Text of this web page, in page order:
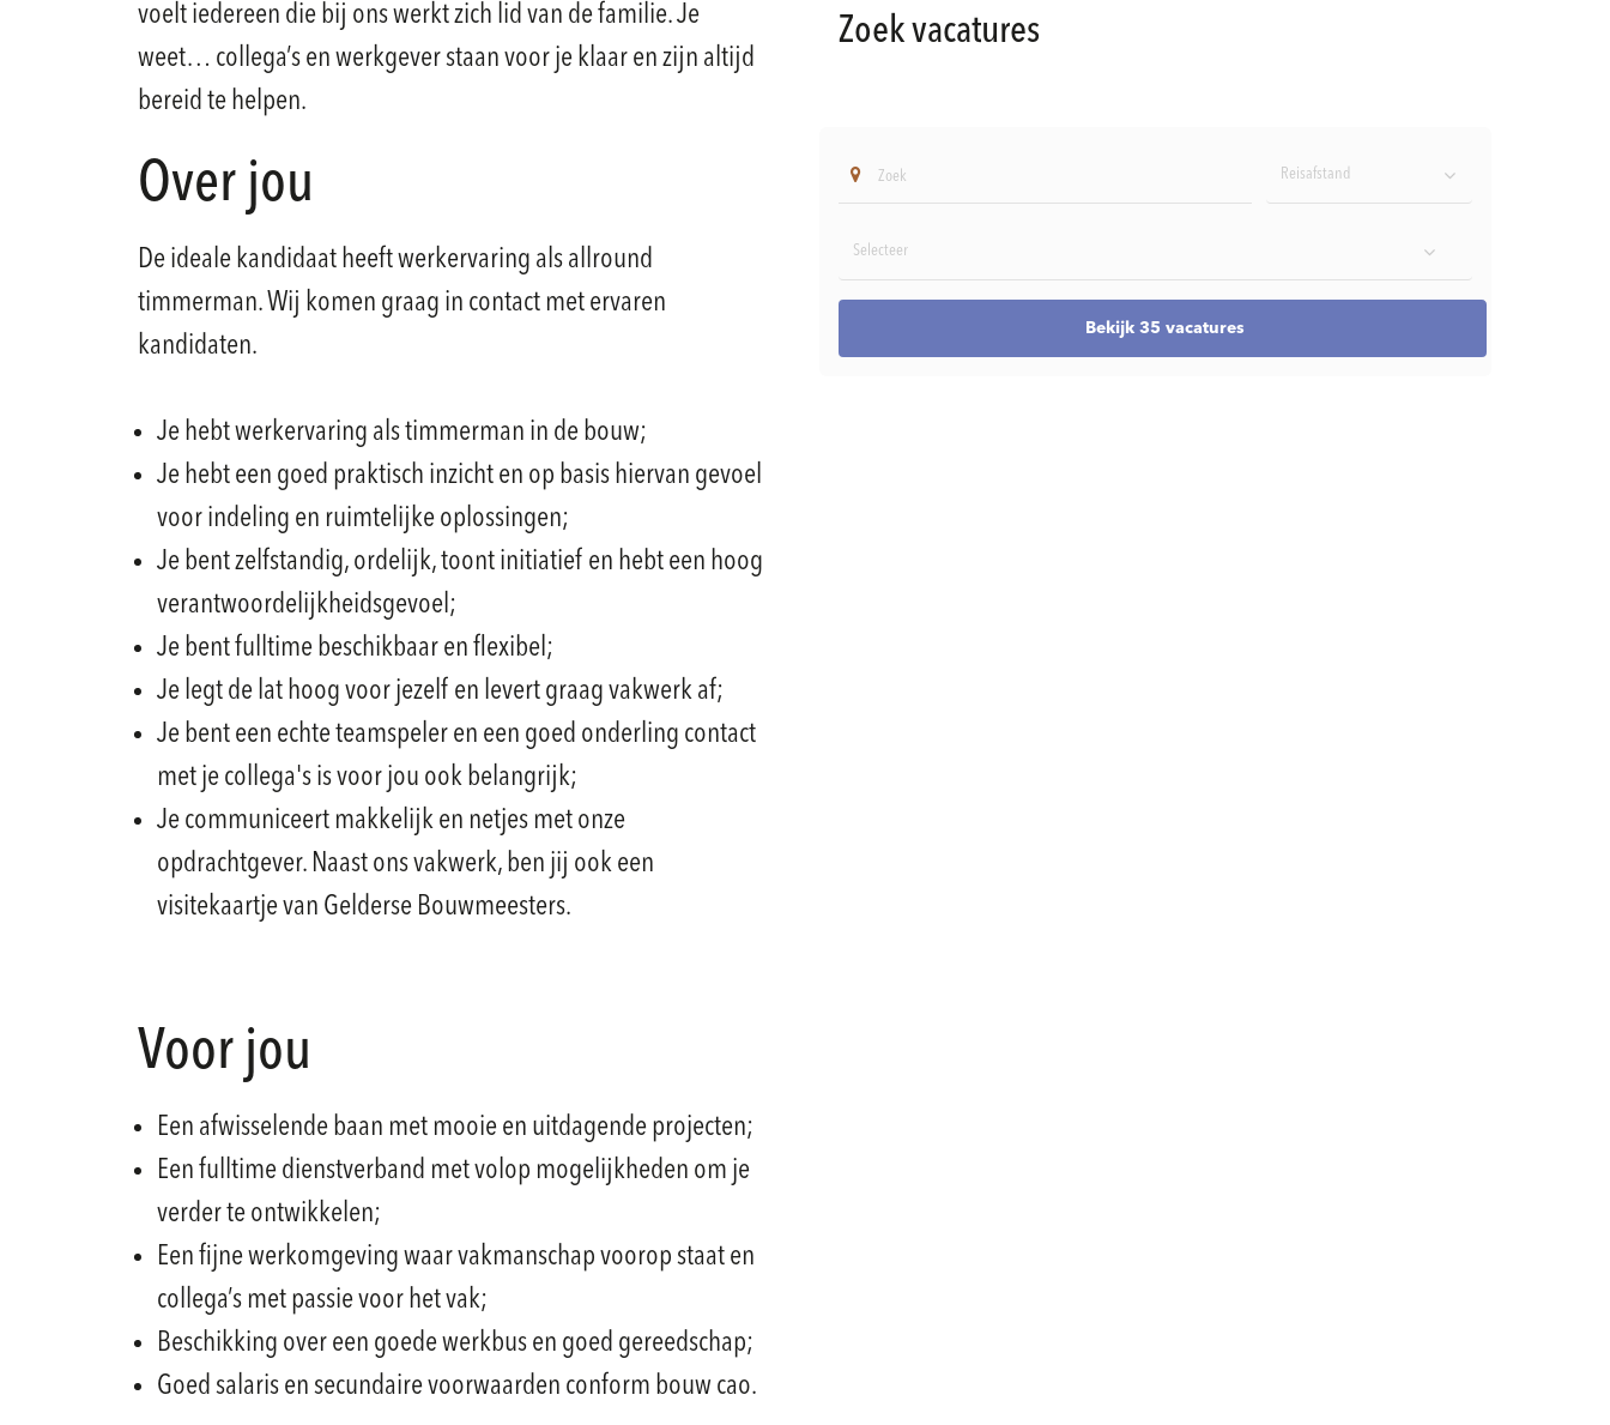
voelt iedereen die bij ons werkt zich lid van de familie. Je
weet… collega’s en werkgever staan voor je klaar en zijn altijd
bereid te helpen.
Over jou
De ideale kandidaat heeft werkervaring als allround
timmerman. Wij komen graag in contact met ervaren
kandidaten.
Je hebt werkervaring als timmerman in de bouw;
Je hebt een goed praktisch inzicht en op basis hiervan gevoel
voor indeling en ruimtelijke oplossingen;
Je bent zelfstandig, ordelijk, toont initiatief en hebt een hoog
verantwoordelijkheidsgevoel;
Je bent fulltime beschikbaar en flexibel;
Je legt de lat hoog voor jezelf en levert graag vakwerk af;
Je bent een echte teamspeler en een goed onderling contact
met je collega's is voor jou ook belangrijk;
Je communiceert makkelijk en netjes met onze
opdrachtgever. Naast ons vakwerk, ben jij ook een
visitekaartje van Gelderse Bouwmeesters.
Voor jou
Een afwisselende baan met mooie en uitdagende projecten;
Een fulltime dienstverband met volop mogelijkheden om je
verder te ontwikkelen;
Een fijne werkomgeving waar vakmanschap voorop staat en
collega’s met passie voor het vak;
Beschikking over een goede werkbus en goed gereedschap;
Goed salaris en secundaire voorwaarden conform bouw cao.
Zoek vacatures
Reisafstand
Bekijk 35 vacatures